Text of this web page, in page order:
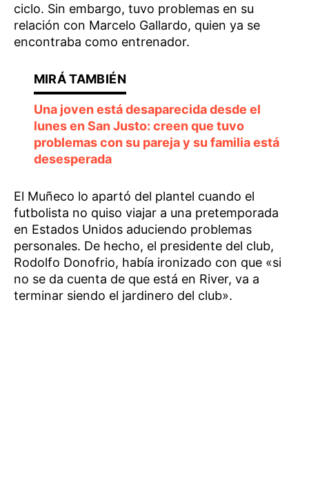
ciclo. Sin embargo, tuvo problemas en su
relación con Marcelo Gallardo, quien ya se
encontraba como entrenador.
Una joven está desaparecida desde el
lunes en San Justo: creen que tuvo
problemas con su pareja y su familia está
desesperada
El Muñeco lo apartó del plantel cuando el
futbolista no quiso viajar a una pretemporada
en Estados Unidos aduciendo problemas
personales. De hecho, el presidente del club,
Rodolfo Donofrio, había ironizado con que «si
no se da cuenta de que está en River, va a
terminar siendo el jardinero del club».